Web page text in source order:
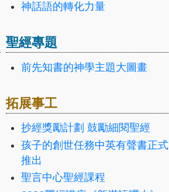
神話語的轉化力量
聖經專題
前先知書的神學主題大圖畫
拓展事工
抄經獎勵計劃 鼓勵細閱聖經
孩子的創世任務中英有聲書正式
推出
聖言中心聖經課程